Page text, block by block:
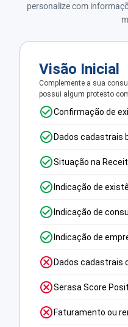
personalize com
Visão Inicial
Complemente a sua
possui algum protesto
Confirmação de
Dados cadastrais
Situação na
Indicação de
Indicação de
Indicação de
Dados cadastrais
Serasa Score
Faturamento ou